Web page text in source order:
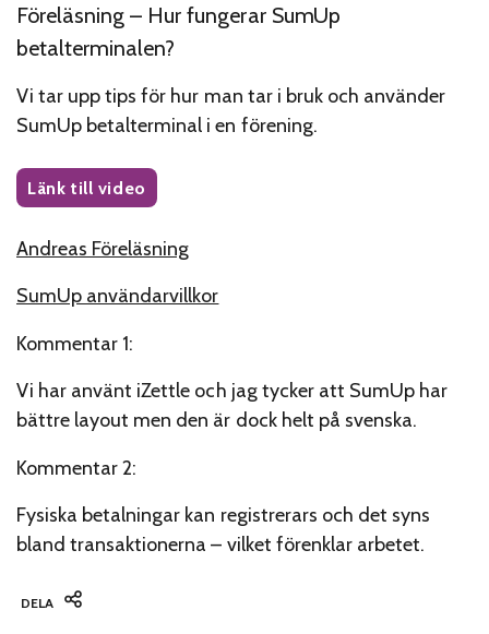
Föreläsning – Hur fungerar SumUp
betalterminalen?
Vi tar upp tips för hur man tar i bruk och använder
SumUp betalterminal i en förening.
Länk till video
Andreas Föreläsning
SumUp användarvillkor
Kommentar 1:
Vi har använt iZettle och jag tycker att SumUp har
bättre layout men den är dock helt på svenska.
Kommentar 2:
Fysiska betalningar kan registrerars och det syns
bland transaktionerna – vilket förenklar arbetet.
DELA